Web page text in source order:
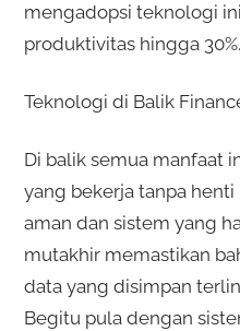
mengadopsi teknologi
produktivitas hingga 30%.
Teknologi di Balik
Di balik semua manfaat
yang bekerja tanpa
aman dan sistem yang
mutakhir memastikan
data yang disimpan
Begitu pula dengan